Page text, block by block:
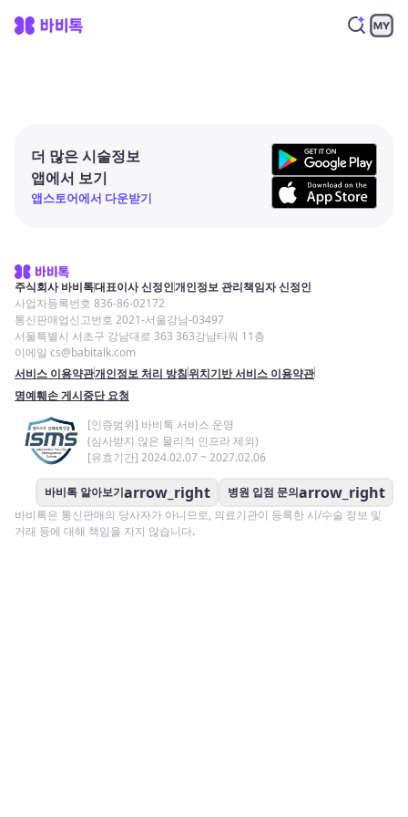
더 많은 시술정보
앱에서 보기
앱스토어에서 다운받기
주식회사 바비톡대표이사 신정인개인정보 관리책임자 신정인
사업자등록번호 836-86-02172
통신판매업신고번호 2021-서울강남-03497
서울특별시 서초구 강남대로 363 363강남타워 11층
이메일 cs@babitalk.com
서비스 이용약관개인정보 처리 방침위치기반 서비스 이용약관
명예훼손 게시중단 요청
[인증범위] 바비톡 서비스 운영
(심사받지 않은 물리적 인프라 제외)
[유효기간] 2024.02.07 ~ 2027.02.06
바비톡 알아보기arrow_right 병원 입점 문의arrow_right
바비톡은 통신판매의 당사자가 아니므로, 의료기관이 등록한 시/수술 정보 및
거래 등에 대해 책임을 지지 않습니다.